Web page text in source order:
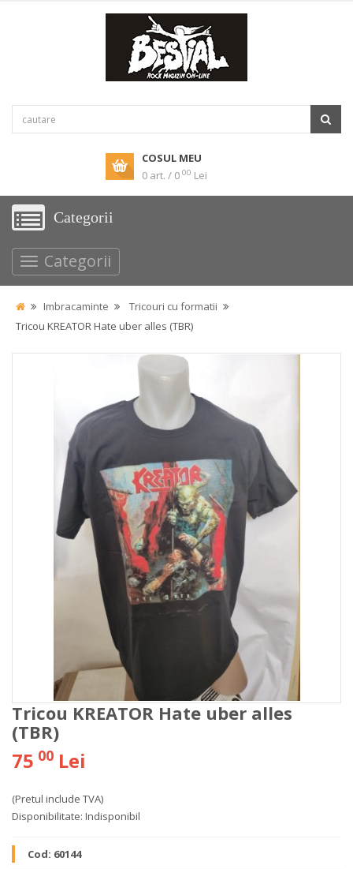
COSUL MEU
0 art. / 0 00 Lei
Categorii
Categorii
Imbracaminte
Tricouri cu formatii
Tricou KREATOR Hate uber alles (TBR)
Tricou KREATOR Hate uber alles
(TBR)
75 00 Lei
(Pretul include TVA)
Disponibilitate: Indisponibil
Cod: 60144